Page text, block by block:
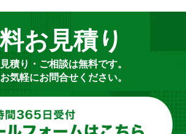
お見積り
積り・ご相談は無料です。
気軽にお問合せください。